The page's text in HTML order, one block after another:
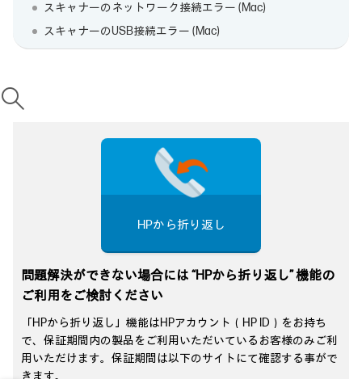
スキャナーのネットワーク接続エラー (Mac)
スキャナーのUSB接続エラー (Mac)
HPから折り返し
問題解決ができない場合には “HPから折り返し” 機能の
ご利用をご検討ください
「HPから折り返し」機能はHPアカウント（HP ID）をお持ち
で、保証期間内の製品をご利用いただいているお客様のみご利
用いただけます。保証期間は以下のサイトにて確認する事がで
きます。